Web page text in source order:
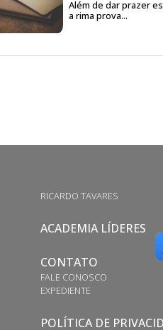
Além de dar prazer
a rima prova...
RICARDO TAVARES
ACADEMIA LÍDERES
CONTATO
FALE CONOSCO
EXPEDIENTE
POLÍTICA DE